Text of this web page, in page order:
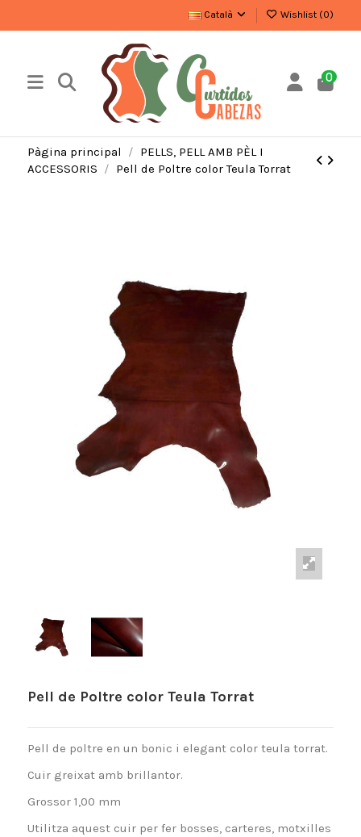
Català Wishlist (0)
0
Pàgina principal
PELLS, PELL AMB PÈL I
ACCESSORIS
Pell de Poltre color Teula Torrat
Pell de Poltre color Teula Torrat
Pell de poltre en un bonic i elegant color teula torrat.
Cuir greixat amb brillantor.
Grossor 1,00 mm
Utilitza aquest cuir per fer bosses, carteres, motxilles